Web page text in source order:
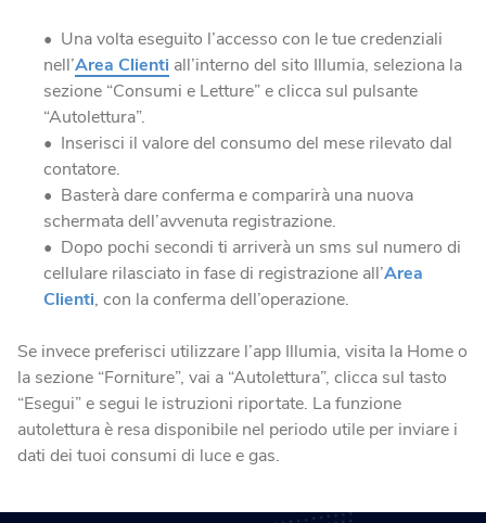
Una volta eseguito l’accesso con le tue credenziali
nell’Area Clienti all’interno del sito Illumia, seleziona la
sezione “Consumi e Letture” e clicca sul pulsante
“Autolettura”.
Inserisci il valore del consumo del mese rilevato dal
contatore.
Basterà dare conferma e comparirà una nuova
schermata dell’avvenuta registrazione.
Dopo pochi secondi ti arriverà un sms sul numero di
cellulare rilasciato in fase di registrazione all’Area
Clienti, con la conferma dell’operazione.
Se invece preferisci utilizzare l’app Illumia, visita la Home o
la sezione “Forniture”, vai a “Autolettura”, clicca sul tasto
“Esegui” e segui le istruzioni riportate. La funzione
autolettura è resa disponibile nel periodo utile per inviare i
dati dei tuoi consumi di luce e gas.